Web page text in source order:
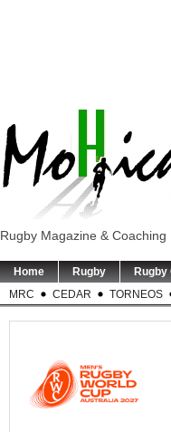
Rugby Magazine & Coaching
Home Rugby Rugby
MRC
CEDAR TORNEOS